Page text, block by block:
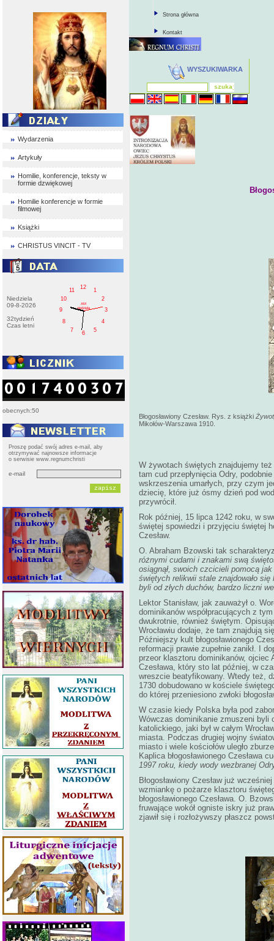
Wydarzenia
Artykuły
Homilie, konferencje, teksty w
formie dzwiękowej
Homilie konferencje w formie
filmowej
Książki
CHRISTUS VINCIT - TV
Niedziela
09-8-2026
32tydzień
Czas letni
1
2
3
4
5
6
7
8
9
10
11
12
AM
niedziela
obecnych:50
Proszę podać swój adres e-mail, aby
otrzymywać najnowsze informacje
o serwisie www.regnumchristi
e-mail
Strona główna
Kontakt
WYSZUKIWARKA
Błogosławiony Czesław. Rys. z książki
Mikołów-Warszawa 1910.
W żywotach świętych znajdujemy też
tam cud przepłynięcia Odry,
wskrzeszenia umarłych, przy czym
dziecię, które już ósmy dzień pod
przywrócił.
Rok później, 15 lipca 1242 roku, w
świętej spowiedzi i przyjęciu świętej
Czesław.
O. Abraham Bzowski tak
różnymi cudami i znakami swą
osiągnął, swoich czcicieli pomocą
świętych relikwii stale znajdowało
byli od złych duchów, bardzo liczni
Lektor Stanisław, jak zauważył o.
dominikanów współpracujących z
dwukrotnie, również świętym.
Wrocławiu dodaje, że tam znajdują
Późniejszy kult błogosławionego
reformacji prawie zupełnie zanikł. I
przeor klasztoru dominikanów, ojciec
Czesława, który sto lat później, w
wreszcie beatyfikowany. Wtedy też,
1730 dobudowano w kościele
do której przeniesiono zwłoki
W czasie kiedy Polska była pod
Wówczas dominikanie zmuszeni byli
katolickiego, jaki był w całym
miasta. Podczas drugiej wojny
miasto i wiele kościołów uległo
Kaplica błogosławionego Czesława
1997 roku, kiedy wody wezbranej
Błogosławiony Czesław już
wzmiankę o pożarze klasztoru
błogosławionego Czesława. O.
fruwające wokół ogniste iskry już
zjawił się i rozłożywszy płaszcz